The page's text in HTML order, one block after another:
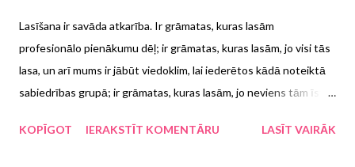
Lasīšana ir savāda atkarība. Ir grāmatas, kuras lasām
profesionālo pienākumu dēļ; ir grāmatas, kuras lasām, jo visi tās
lasa, un arī mums ir jābūt viedoklim, lai iederētos kādā noteiktā
sabiedrības grupā; ir grāmatas, kuras lasām, jo neviens tām īsti
savādāks. Un ir grāmatas, kuras šķietami pašas atnāk pie mums
KOPĪGOT IERAKSTĪT KOMENTĀRU LASĪT VAIRĀK